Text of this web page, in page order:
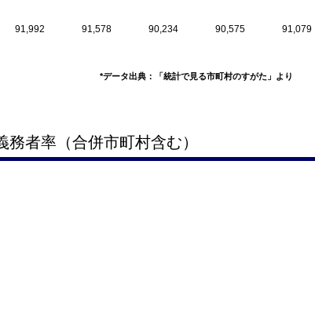
91,992 91,578 90,234 90,575 91,079
*データ出典：「統計で見る市町村のすがた」より
者率（合併市町村含む）